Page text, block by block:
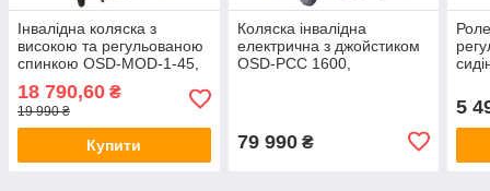
Інвалідна коляска з
високою та регульованою
спинкою OSD-MOD-1-45,
18 790,60 ₴
19 990 ₴
Купити
Коляска інвалідна
електрична з джойстиком
OSD-PCC 1600,
79 990₴
5